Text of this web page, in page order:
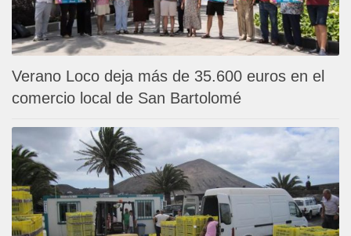
Verano Loco deja más de 35.600 euros en el
comercio local de San Bartolomé